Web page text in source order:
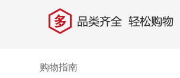
多 品类齐全，轻松购物
购物指南